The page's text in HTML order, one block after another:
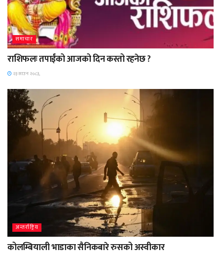
समाचार
राशिफलः तपाईंको आजको दिन कस्तो रहनेछ ?
२३ साउन २०८३,
अन्तर्राष्ट्रिय
कोलम्बियाली भाडाका सैनिकबारे रुसको अस्वीकार